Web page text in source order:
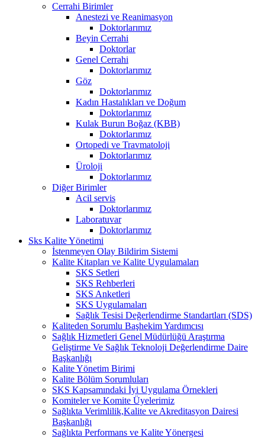
Cerrahi Birimler
Anestezi ve Reanimasyon
Doktorlarımız
Beyin Cerrahi
Doktorlar
Genel Cerrahi
Doktorlarımız
Göz
Doktorlarımız
Kadın Hastalıkları ve Doğum
Doktorlarımız
Kulak Burun Boğaz (KBB)
Doktorlarımız
Ortopedi ve Travmatoloji
Doktorlarımız
Üroloji
Doktorlarımız
Diğer Birimler
Acil servis
Doktorlarımız
Laboratuvar
Doktorlarımız
Sks Kalite Yönetimi
İstenmeyen Olay Bildirim Sistemi
Kalite Kitapları ve Kalite Uygulamaları
SKS Setleri
SKS Rehberleri
SKS Anketleri
SKS Uygulamaları
Sağlık Tesisi Değerlendirme Standartları (SDS)
Kaliteden Sorumlu Başhekim Yardımcısı
Sağlık Hizmetleri Genel Müdürlüğü Araştırma
Geliştirme Ve Sağlık Teknoloji Değerlendirme Daire
Başkanlığı
Kalite Yönetim Birimi
Kalite Bölüm Sorumluları
SKS Kapsamındaki İyi Uygulama Örnekleri
Komiteler ve Komite Üyelerimiz
Sağlıkta Verimlilik,Kalite ve Akreditasyon Dairesi
Başkanlığı
Sağlıkta Performans ve Kalite Yönergesi